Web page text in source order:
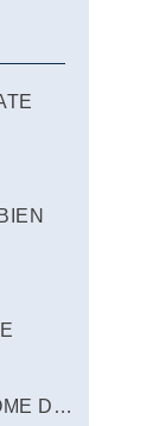
OPÉRATION D'UN ADÉNOME DE LA PROSTATE PAR LES VOIES NATURELLES